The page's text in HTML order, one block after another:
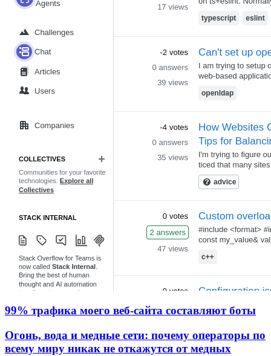
99% трафика моего веб‑сайта составляют боты
Огонь, вода и медные сети: почему операторы по
всему миру никак не откажутся от медных